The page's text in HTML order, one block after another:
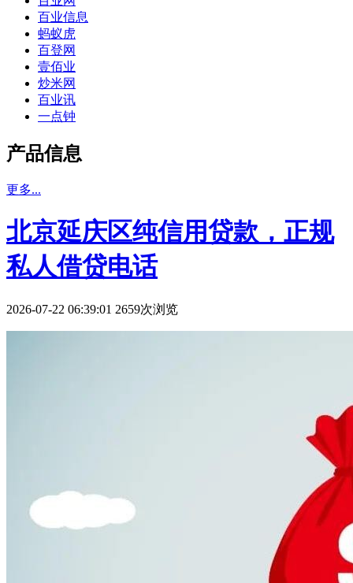
百业信息
蚂蚁虎
百登网
壹佰业
炒米网
百业讯
一点钟
产品信息
更多...
北京延庆区纯信用贷款，正规
私人借贷电话
2026-07-22 06:39:01 2659次浏览